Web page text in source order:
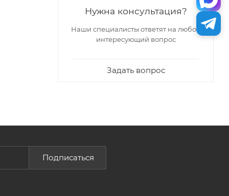
Нужна консультация?
Наши специалисты ответят на любой
интересующий вопрос
Задать вопрос
Подписаться